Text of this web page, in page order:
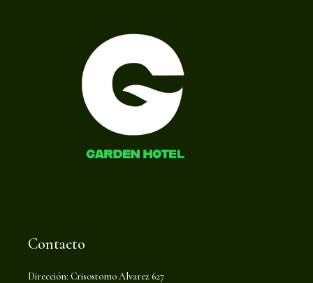
Contacto
Dirección: Crisostomo Alvarez 627